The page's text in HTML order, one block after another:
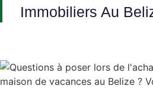
Immobiliers Au
maison de vacances au Belize ?